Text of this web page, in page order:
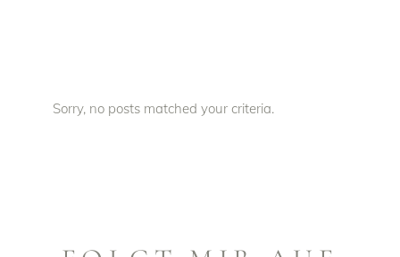
Sorry, no posts matched your criteria.